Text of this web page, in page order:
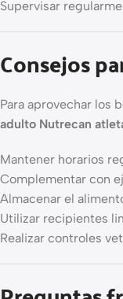
Supervisar
Consejos
Para aprovechar los
adulto Nutrecan
Mantener horarios
Complementar con
Almacenar el
Utilizar recipientes
Realizar controles